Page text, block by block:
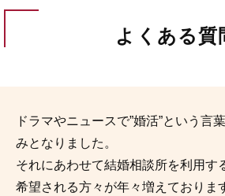
よくある質
ドラマやニュースで”婚活”という言
みとなりました。
それにあわせて結婚相談所を利用す
希望される方々が年々増えておりま